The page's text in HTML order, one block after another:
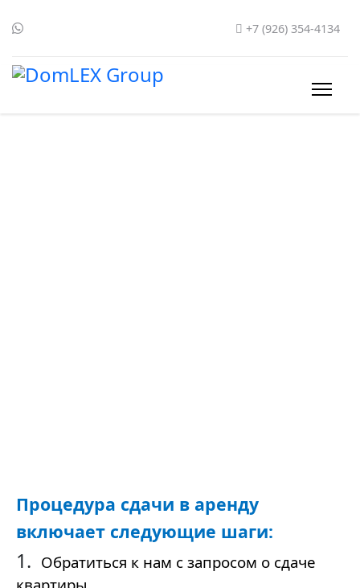
+7 (926) 354-4134
Процедура сдачи в аренду
включает следующие шаги:
1. Обратиться к нам с запросом о сдаче